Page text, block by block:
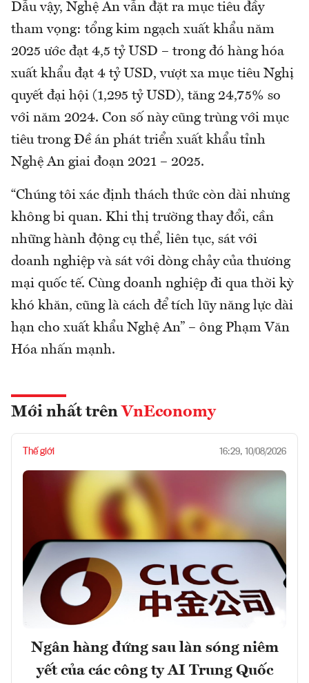
Dẫu vậy, Nghệ An vẫn đặt ra mục tiêu đầy
tham vọng: tổng kim ngạch xuất khẩu năm
2025 ước đạt 4,5 tỷ USD – trong đó hàng hóa
xuất khẩu đạt 4 tỷ USD, vượt xa mục tiêu Nghị
quyết đại hội (1,295 tỷ USD), tăng 24,75% so
với năm 2024. Con số này cũng trùng với mục
tiêu trong Đề án phát triển xuất khẩu tỉnh
Nghệ An giai đoạn 2021 – 2025.
“Chúng tôi xác định thách thức còn dài nhưng
không bi quan. Khi thị trường thay đổi, cần
những hành động cụ thể, liên tục, sát với
doanh nghiệp và sát với dòng chảy của thương
mại quốc tế. Cùng doanh nghiệp đi qua thời kỳ
khó khăn, cũng là cách để tích lũy năng lực dài
hạn cho xuất khẩu Nghệ An” – ông Phạm Văn
Hóa nhấn mạnh.
Mới nhất trên VnEconomy
Thế giới 16:29, 10/08/2026
Ngân hàng đứng sau làn sóng niêm
yết của các công ty AI Trung Quốc